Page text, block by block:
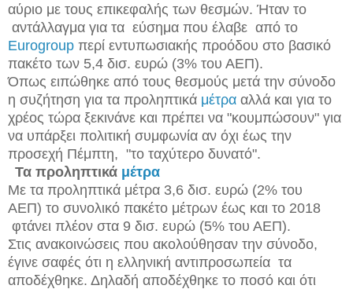
αύριο με τους επικεφαλής των θεσμών. Ήταν το
αντάλλαγμα για τα εύσημα που έλαβε από το
Eurogroup περί εντυπωσιακής προόδου στο βασικό
πακέτο των 5,4 δισ. ευρώ (3% του ΑΕΠ).
Όπως ειπώθηκε από τους θεσμούς μετά την σύνοδο
η συζήτηση για τα προληπτικά μέτρα αλλά και για το
χρέος τώρα ξεκινάνε και πρέπει να "κουμπώσουν" για
να υπάρξει πολιτική συμφωνία αν όχι έως την
προσεχή Πέμπτη, "το ταχύτερο δυνατό".
Τα προληπτικά μέτρα
Με τα προληπτικά μέτρα 3,6 δισ. ευρώ (2% του
ΑΕΠ) το συνολικό πακέτο μέτρων έως και το 2018
φτάνει πλέον στα 9 δισ. ευρώ (5% του ΑΕΠ).
Στις ανακοινώσεις που ακολούθησαν την σύνοδο,
έγινε σαφές ότι η ελληνική αντιπροσωπεία τα
αποδέχθηκε. Δηλαδή αποδέχθηκε το ποσό και ότι